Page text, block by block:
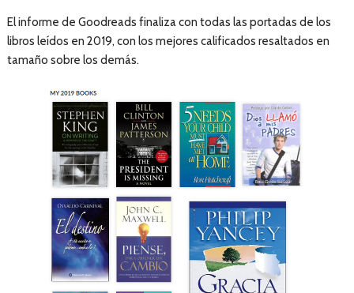
El informe de Goodreads finaliza con todas las portadas de los
libros leídos en 2019, con los mejores calificados resaltados en
tamaño sobre los demás.